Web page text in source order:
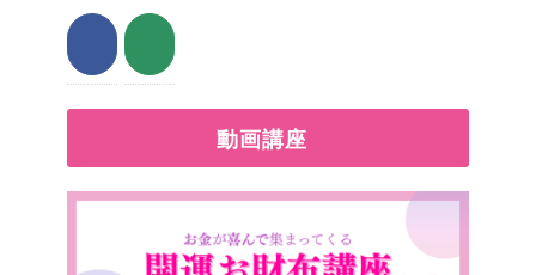
動画講座